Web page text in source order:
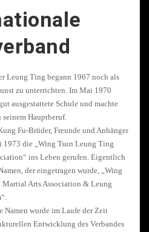
Leung Ting begann 1967 noch als
zu unterrichten. Im Mai 1970
ausgestattete Schule und machte
Hauptberuf.
Fu-Brüder, Freunde und Anhänger
1973 die „Wing Tsun Leung Ting
ins Leben gerufen. Eigentlich
der eingetragen wurde, „Wing
Martial Arts Association & Leung
Namen wurde im Laufe der Zeit
Entwicklung des Verbandes